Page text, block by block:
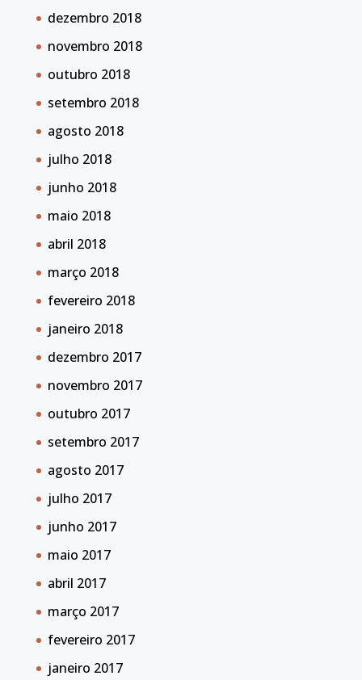
dezembro 2018
novembro 2018
outubro 2018
setembro 2018
agosto 2018
julho 2018
junho 2018
maio 2018
abril 2018
março 2018
fevereiro 2018
janeiro 2018
dezembro 2017
novembro 2017
outubro 2017
setembro 2017
agosto 2017
julho 2017
junho 2017
maio 2017
abril 2017
março 2017
fevereiro 2017
janeiro 2017